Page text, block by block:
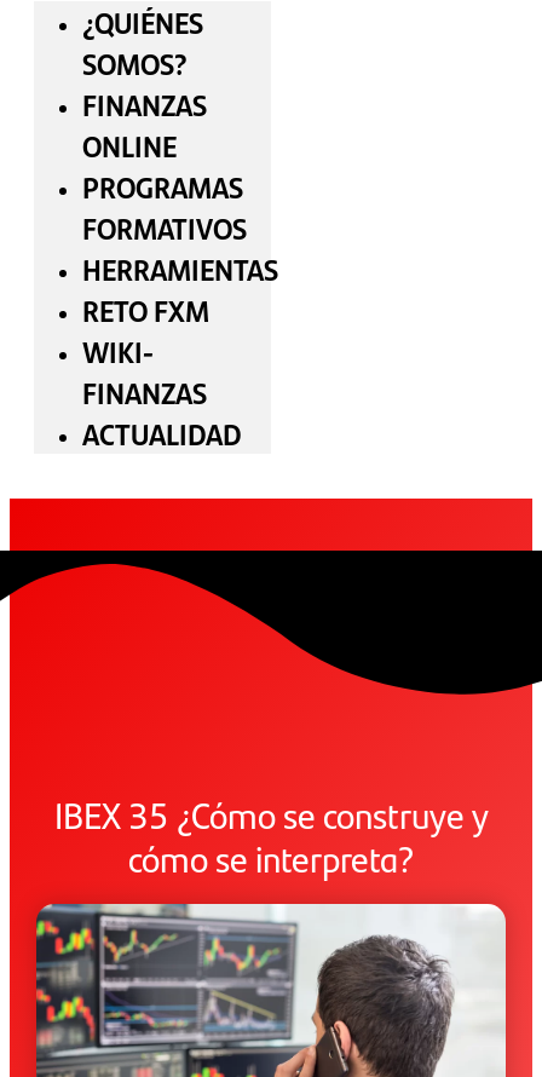
¿QUIÉNES
SOMOS?
FINANZAS
ONLINE
PROGRAMAS
FORMATIVOS
HERRAMIENTAS
RETO FXM
WIKI-
FINANZAS
ACTUALIDAD
IBEX 35 ¿Cómo se construye y
cómo se interpreta?